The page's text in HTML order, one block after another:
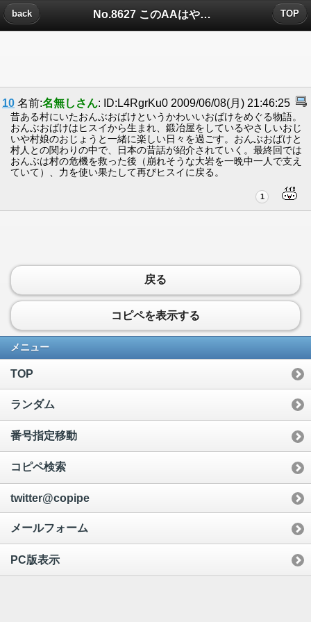
No.8627 このAAはやらせようぜｗｗｗｗｗｗｗｗｗｗｗｗｗについたコメント
back TOP
10 名前:名無しさん: ID:L4RgrKu0 2009/06/08(月) 21:46:25
昔ある村にいたおんぶおばけというかわいいおばけをめぐる物語。
おんぶおばけはヒスイから生まれ、鍛冶屋をしているやさしいおじ
いや村娘のおじょうと一緒に楽しい日々を過ごす。おんぶおばけと
村人との関わりの中で、日本の昔話が紹介されていく。最終回では
おんぶは村の危機を救った後（崩れそうな大岩を一晩中一人で支え
ていて）、力を使い果たして再びヒスイに戻る。
1
戻る
コピペを表示する
メニュー
TOP
ランダム
番号指定移動
コピペ検索
twitter@copipe
メールフォーム
PC版表示